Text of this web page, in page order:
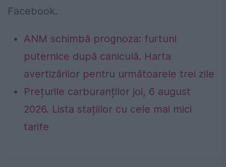
Facebook.
ANM schimbă prognoza: furtuni
puternice după caniculă. Harta
avertizărilor pentru următoarele trei zile
Prețurile carburanților joi, 6 august
2026. Lista stațiilor cu cele mai mici
tarife